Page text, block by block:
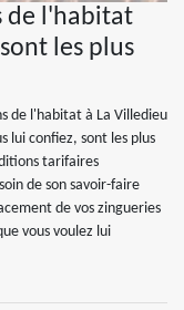
de l'habitat
les plus
de l'habitat à La Villedieu
lui confiez, sont les plus
tarifaires
de son savoir-faire
de vos zingueries
vous voulez lui